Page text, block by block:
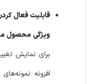
قابلیت فعال
ویژگی محصول
برای نمایش
افزونه